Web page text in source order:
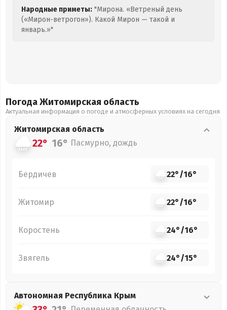
Народные приметы: "Мирона. «Ветреный день
(«Мирон-ветрогон»). Какой Мирон — такой и
январь.»"
Погода Житомирская область
Актуальная информация о погоде и атмосферных условиях на сегодня
Житомирская область
22° 16° Пасмурно, дождь
Бердичев 22°/16°
Житомир 22°/16°
Коростень 24°/16°
Звягель 24°/15°
Автономная Республика Крым